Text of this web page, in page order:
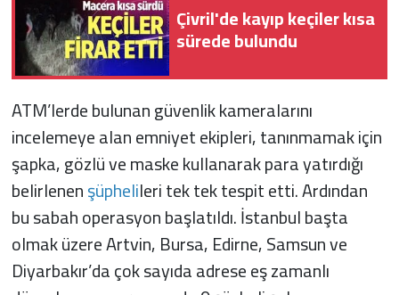
Çivril'de kayıp keçiler kısa
sürede bulundu
ATM’lerde bulunan güvenlik kameralarını
incelemeye alan emniyet ekipleri, tanınmamak için
şapka, gözlü ve maske kullanarak para yatırdığı
belirlenenşüphelileri tek tek tespit etti. Ardından
bu sabah operasyon başlatıldı. İstanbul başta
olmak üzere Artvin, Bursa, Edirne, Samsun ve
Diyarbakır’da çok sayıda adrese eş zamanlı